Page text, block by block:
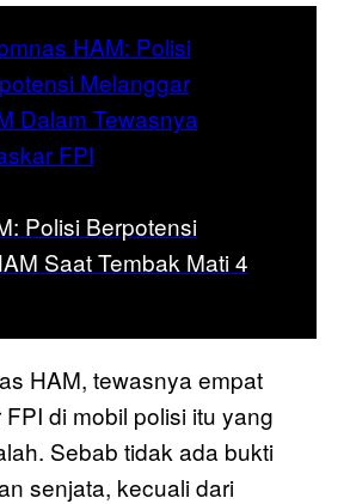
Polisi Berpotensi
Saat Tembak Mati 4
HAM, tewasnya empat
di mobil polisi itu yang
Sebab tidak ada bukti
senjata, kecuali dari